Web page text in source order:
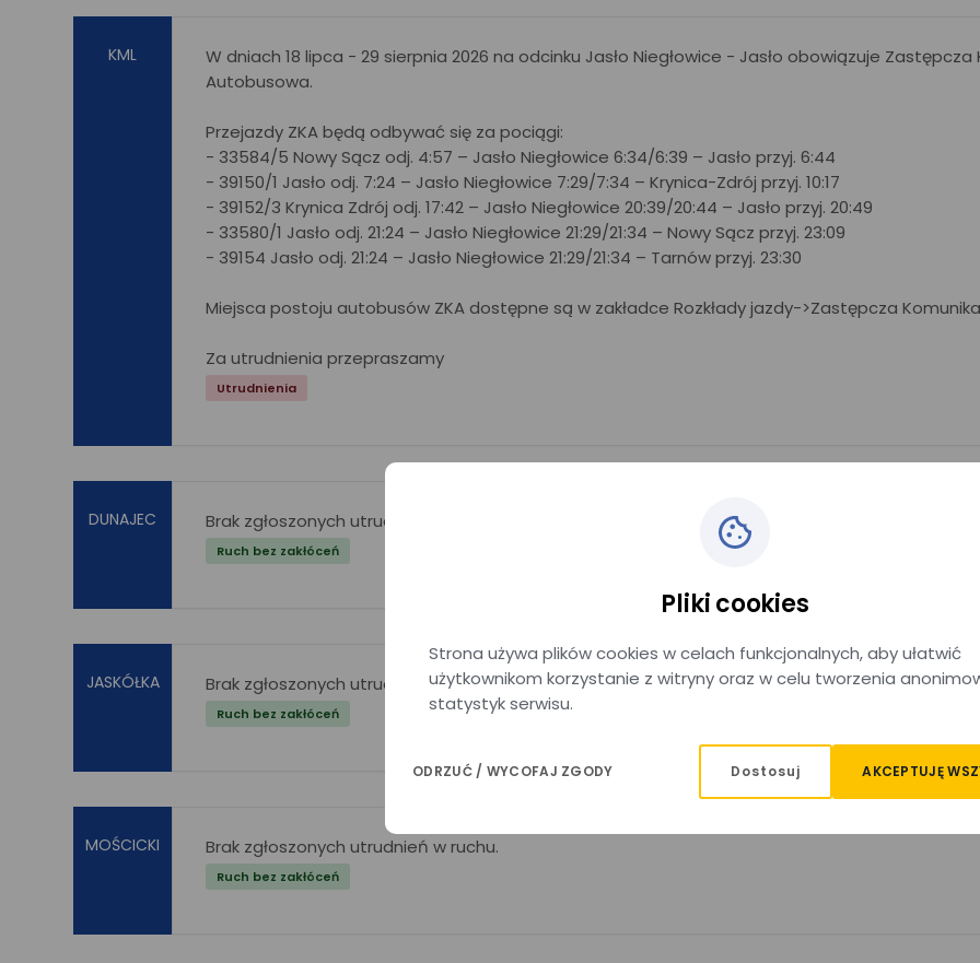
KML
W dniach 18 lipca - 29 sierpnia 2026 na odcinku Jasło Niegłowice - Jasło obowiązuje Zastępcza
Autobusowa.
Przejazdy ZKA będą odbywać się za pociągi:
- 33584/5 Nowy Sącz odj. 4:57 – Jasło Niegłowice 6:34/6:39 – Jasło przyj. 6:44
- 39150/1 Jasło odj. 7:24 – Jasło Niegłowice 7:29/7:34 – Krynica-Zdrój przyj. 10:17
- 39152/3 Krynica Zdrój odj. 17:42 – Jasło Niegłowice 20:39/20:44 – Jasło przyj. 20:49
- 33580/1 Jasło odj. 21:24 – Jasło Niegłowice 21:29/21:34 – Nowy Sącz przyj. 23:09
- 39154 Jasło odj. 21:24 – Jasło Niegłowice 21:29/21:34 – Tarnów przyj. 23:30
Miejsca postoju autobusów ZKA dostępne są w zakładce Rozkłady jazdy->Zastępcza
Za utrudnienia przepraszamy
Utrudnienia
DUNAJEC Brak zgłoszonych utrudnień w ruchu.
Ruch bez zakłóceń
JASKÓŁKA Brak zgłoszonych utrudnień w ruchu.
Ruch bez zakłóceń
MOŚCICKI Brak zgłoszonych utrudnień w ruchu.
Ruch bez zakłóceń
Pliki cookies
Strona używa plików cookies w celach funkcjonalnych, aby ułatwić
użytkownikom korzystanie z witryny oraz w celu tworzenia
statystyk serwisu.
ODRZUĆ / WYCOFAJ ZGODY Dostosuj AKCEPTUJĘ